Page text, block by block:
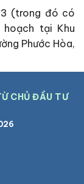
3 (trong đó có
tại Khu
Phước Hòa,
CHỦ ĐẦU TƯ